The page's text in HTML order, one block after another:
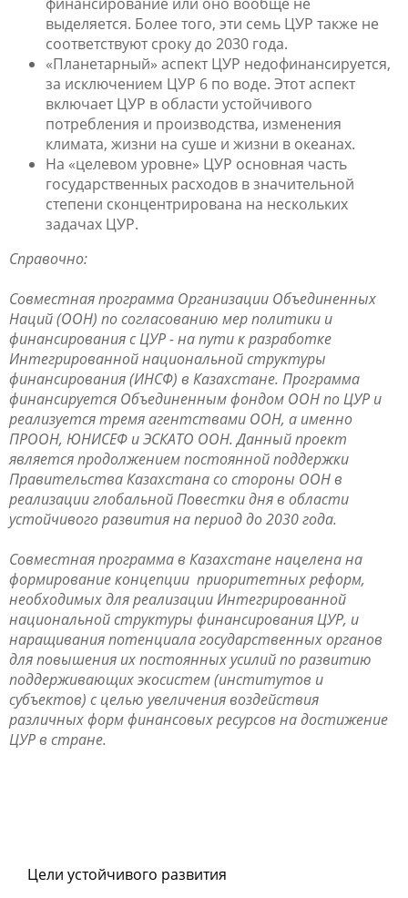
выделяется. Более того, эти семь ЦУР также не
соответствуют сроку до 2030 года.
«Планетарный» аспект ЦУР недофинансируется,
за исключением ЦУР 6 по воде. Этот аспект
включает ЦУР в области устойчивого
потребления и производства, изменения
климата, жизни на суше и жизни в океанах.
На «целевом уровне» ЦУР основная часть
государственных расходов в значительной
степени сконцентрирована на нескольких
задачах ЦУР.
Справочно:
Совместная программа Организации Объединенных
Наций (ООН) по согласованию мер политики и
финансирования с ЦУР - на пути к разработке
Интегрированной национальной структуры
финансирования (ИНСФ) в Казахстане. Программа
финансируется Объединенным фондом ООН по ЦУР и
реализуется тремя агентствами ООН, а именно
ПРООН, ЮНИСЕФ и ЭСКАТО ООН. Данный проект
является продолжением постоянной поддержки
Правительства Казахстана со стороны ООН в
реализации глобальной Повестки дня в области
устойчивого развития на период до 2030 года.
Совместная программа в Казахстане нацелена на
формирование концепции приоритетных реформ,
необходимых для реализации Интегрированной
национальной структуры финансирования ЦУР, и
наращивания потенциала государственных органов
для повышения их постоянных усилий по развитию
поддерживающих экосистем (институтов и
субъектов) с целью увеличения воздействия
различных форм финансовых ресурсов на достижение
ЦУР в стране.
Цели устойчивого развития